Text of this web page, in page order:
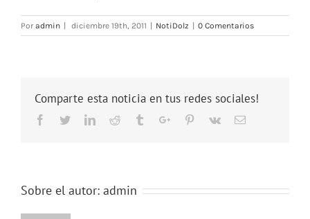
Poradmin diciembre 19th, 2011 NotiDolz 0 Comentarios
Comparte esta noticia en tus redes sociales!
Facebook
TwitterLinkedinReddit TumblrGoogle+Pinterest
Vk Email
Sobre el autor: admin